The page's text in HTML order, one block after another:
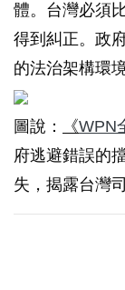
體。台灣必須
得到糾正。政
的法治架構環
圖說： 《WPN
府逃避錯誤的
失，揭露台灣